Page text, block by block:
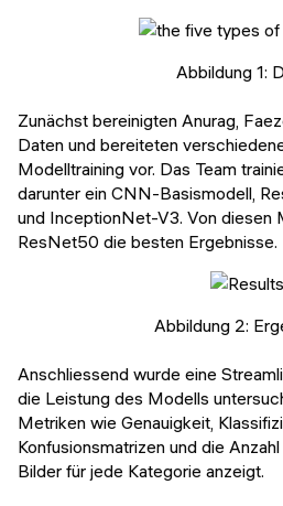
Abbildung 1:
Zunächst bereinigten Anurag,
Daten und bereiteten
Modelltraining vor. Das Team
darunter ein CNN-Basismodell,
und InceptionNet-V3. Von diesen
ResNet50 die besten Ergebnisse.
Abbildung 2:
Anschliessend wurde eine
die Leistung des Modells
Metriken wie Genauigkeit,
Konfusionsmatrizen und die
Bilder für jede Kategorie anzeigt.